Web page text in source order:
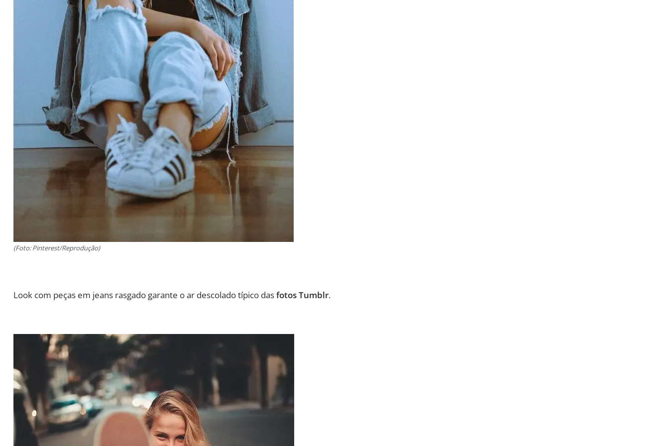
(Foto: Pinterest/Reprodução)
Look com peças em jeans rasgado garante o ar descolado típico dasfotos Tumblr.